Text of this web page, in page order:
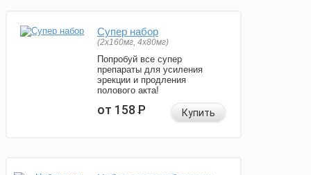
Супер набор
(2х160мг, 4х80мг)
Попробуй все супер
препараты для усиления
эрекции и продления
полового акта!
от 158Р Купить